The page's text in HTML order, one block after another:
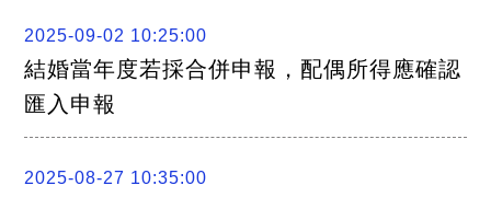
2025-09-02 10:25:00
結婚當年度若採合併申報，配偶所得應確認
匯入申報
2025-08-27 10:35:00